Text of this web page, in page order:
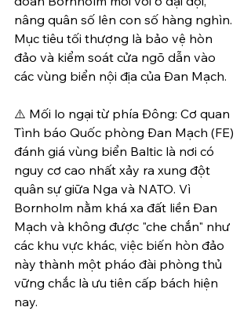
nâng quân số lên con số hàng nghìn.
Mục tiêu tối thượng là bảo vệ hòn
đảo và kiểm soát cửa ngõ dẫn vào
các vùng biển nội địa của Đan Mạch.
⚠️ Mối lo ngại từ phía Đông: Cơ quan
Tình báo Quốc phòng Đan Mạch (FE)
đánh giá vùng biển Baltic là nơi có
nguy cơ cao nhất xảy ra xung đột
quân sự giữa Nga và NATO. Vì
Bornholm nằm khá xa đất liền Đan
Mạch và không được "che chắn" như
các khu vực khác, việc biến hòn đảo
này thành một pháo đài phòng thủ
vững chắc là ưu tiên cấp bách hiện
nay.